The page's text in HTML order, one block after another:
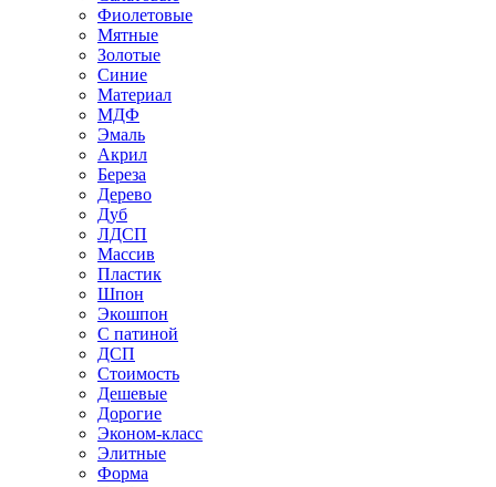
Фиолетовые
Мятные
Золотые
Синие
Материал
МДФ
Эмаль
Акрил
Береза
Дерево
Дуб
ЛДСП
Массив
Пластик
Шпон
Экошпон
С патиной
ДСП
Стоимость
Дешевые
Дорогие
Эконом-класс
Элитные
Форма